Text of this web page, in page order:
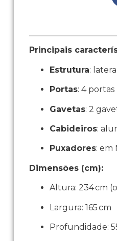
Principais
Estrutura:
Portas: 4
Gavetas: 2
Cabideiros:
Puxadores: em
Dimensões (cm):
Altura: 234 cm
Largura: 165 cm
Profundidade: